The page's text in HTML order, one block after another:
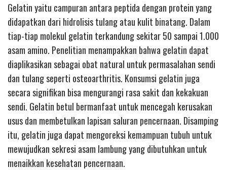
Gelatin yaitu campuran antara peptida dengan protein yang
didapatkan dari hidrolisis tulang atau kulit binatang. Dalam
tiap-tiap molekul gelatin terkandung sekitar 50 sampai 1.000
asam amino. Penelitian menampakkan bahwa gelatin dapat
diaplikasikan sebagai obat natural untuk permasalahan sendi
dan tulang seperti osteoarthritis. Konsumsi gelatin juga
secara signifikan bisa mengurangi rasa sakit dan kekakuan
sendi. Gelatin betul bermanfaat untuk mencegah kerusakan
usus dan membetulkan lapisan saluran pencernaan. Disamping
itu, gelatin juga dapat mengoreksi kemampuan tubuh untuk
mewujudkan sekresi asam lambung yang dibutuhkan untuk
menaikkan kesehatan pencernaan.